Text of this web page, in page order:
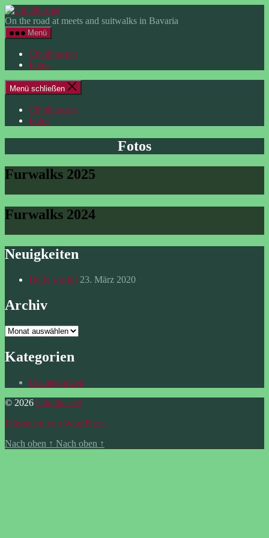
Zum
Inhalt
springen
Cthulhusnet
On the road at meets and suitwalks in Bavaria
Menü
Cthulhus.net
Fotos
Menü schließen
Cthulhus.net
Fotos
Fotos
Furwalks 2025
Furwalks 2024
Neuigkeiten
Hello world! 23. März 2020
Archiv
Archiv
Kategorien
Uncategorized
© 2026 Cthulhusnet
Präsentiert von WordPress
Nach oben ↑ Nach oben ↑